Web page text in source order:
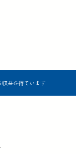
益を得ています